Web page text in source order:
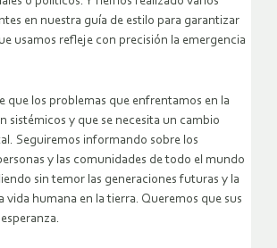
en nuestra guía de estilo para garantizar
usamos refleje con precisión la emergencia
que los problemas que enfrentamos en la
sistémicos y que se necesita un cambio
Seguiremos informando sobre los
y las comunidades de todo el mundo
sin temor las generaciones futuras y la
vida humana en la tierra. Queremos que sus